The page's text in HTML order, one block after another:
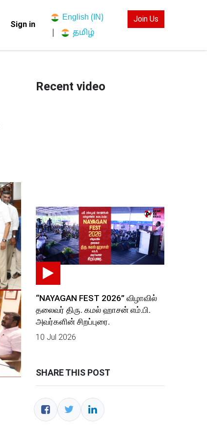
Sign in
English (IN)
தமிழ்
Join Us
Recent video
“NAYAGAN FEST 2026” விழாவில்
தலைவர் திரு. கமல் ஹாசன் எம்.பி.
அவர்களின் சிறப்புரை.
10 Jul 2026
SHARE THIS POST